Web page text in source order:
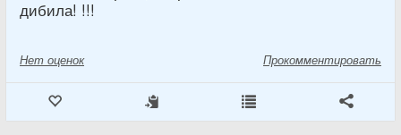
дибила! !!!
Нет оценок Прокомментировать